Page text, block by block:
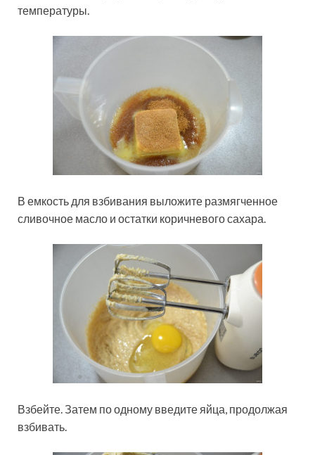
температуры.
В емкость для взбивания выложите размягченное
сливочное масло и остатки коричневого сахара.
Взбейте. Затем по одному введите яйца, продолжая
взбивать.